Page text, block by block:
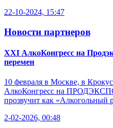
22-10-2024, 15:47
Новости партнеров
XXI АлкоКонгресс на
перемен
10 февраля в Москве, в
АлкоКонгресс на
прозвучит как «Алкогольный
2-02-2026, 00:48